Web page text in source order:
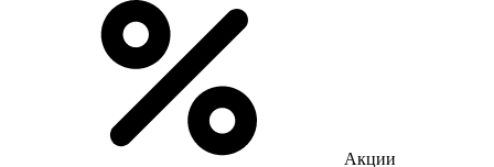
Акции